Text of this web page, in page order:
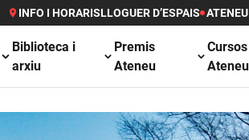
INFO I HORARISLLOGUER D’ESPAIS
Biblioteca i
arxiu
Premis
Ateneu
Ateneu